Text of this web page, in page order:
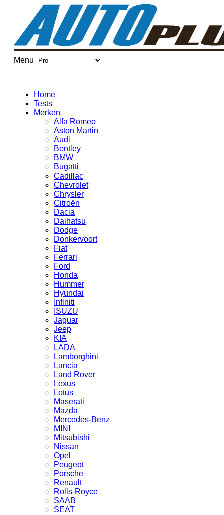
Menu
Home
Tests
Merken
Alfa Romeo
Aston Martin
Audi
Bentley
BMW
Bugatti
Cadillac
Chevrolet
Chrysler
Citroën
Dacia
Daihatsu
Dodge
Donkervoort
Fiat
Ferrari
Ford
Honda
Hummer
Hyundai
Infiniti
ISUZU
Jaguar
Jeep
KIA
LADA
Lamborghini
Lancia
Land Rover
Lexus
Lotus
Maserati
Mazda
Mercedes-Benz
MINI
Mitsubishi
Nissan
Opel
Peugeot
Porsche
Renault
Rolls-Royce
SAAB
SEAT